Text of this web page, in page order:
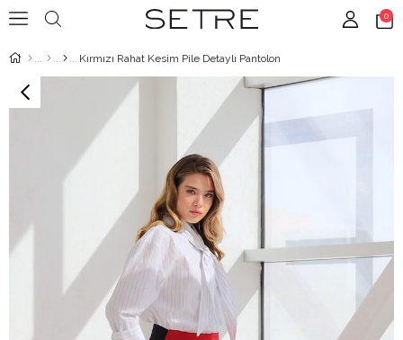
0
Kırmızı Rahat Kesim Pile Detaylı Pantolon